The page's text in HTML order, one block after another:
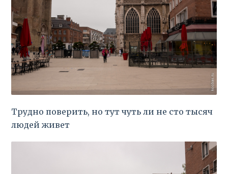
Трудно поверить, но тут чуть ли не сто тысяч
людей живет